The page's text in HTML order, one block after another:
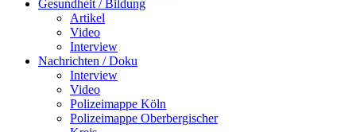
Gesundheit / Bildung
Artikel
Video
Interview
Nachrichten / Doku
Interview
Video
Polizeimappe Köln
Polizeimappe Oberbergischer